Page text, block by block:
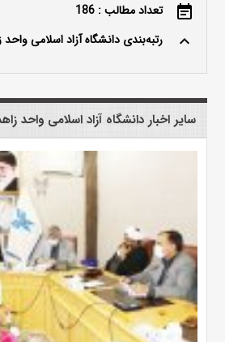
event_note تعداد مطالب : 186
keyboard_arrow_up رتبه‌بندی دانشگاه آزاد اسلامی واحد
سایر اخبار دانشگاه آزاد اسلامی واحد